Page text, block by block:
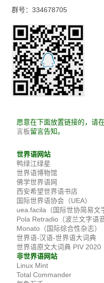
群号：334678705
愿意在下面放置链接的，请
言板留言告知。
世界语网站
鸭绿江绿星
世界语博物馆
佛学世界语网
西安希望世界语书店
国际世界语协会（UEA）
uea.facila（国际世协简易文
Pola Retradio（波兰文字语
Monato（国际综合性杂志）
世界语-汉语-世界语大词典
世界语原文大词典 PIV 2020
非世界语网站
Linux Mint
Total Commander